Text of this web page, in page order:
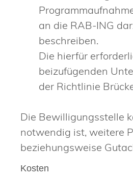
an die RAB-ING
beschreiben.
Die hierfür
beizufügenden
der Richtlinie
Die Bewilligungsstelle
notwendig ist, weitere
beziehungsweise
Kosten